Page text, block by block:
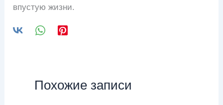
впустую жизни.
Похожие записи